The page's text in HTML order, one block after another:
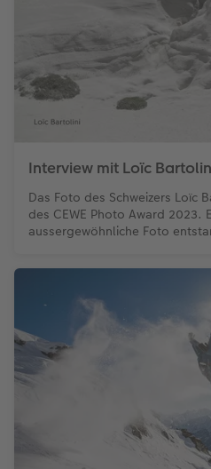
Interview mit Loïc
Das Foto des Schweizers Loïc
des CEWE Photo Award 2023.
aussergewöhnliche Foto